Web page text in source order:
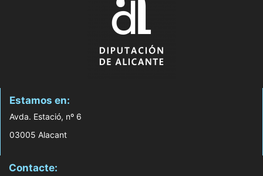
Estamos en:
Avda. Estació, nº 6
03005 Alacant
Contacte: